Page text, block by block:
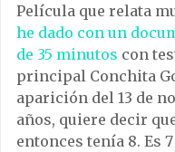
Película que relata
he dado con un
de 35 minutos con
principal Conchita
aparición del 13 de
años, quiere decir
entonces tenía 8. Es